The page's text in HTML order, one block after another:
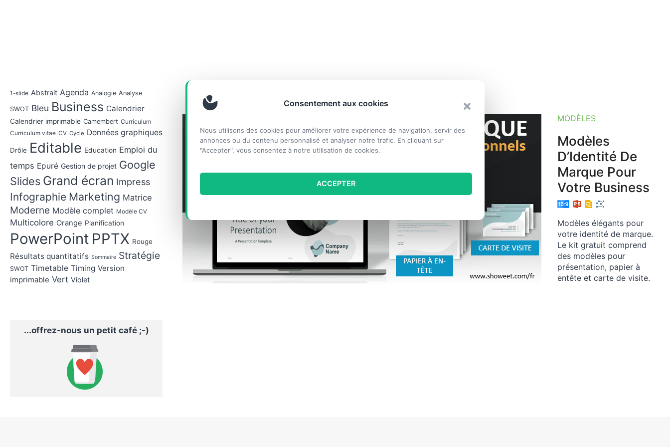
Consentement aux cookies
Nous utilisons des cookies pour améliorer votre expérience de navigation, servir des
annonces ou du contenu personnalisé et analyser notre trafic. En cliquant sur
"Accepter", vous consentez à notre utilisation de cookies.
ACCEPTER
MODÈLES
Modèles
D’Identité De
Marque Pour
Votre Business
Modèles élégants pour
votre identité de marque.
Le kit gratuit comprend
des modèles pour
présentation, papier à
entête et carte de visite.
1-slide Abstrait Agenda Analogie Analyse
SWOT Bleu Business Calendrier
Calendrier imprimable Camembert Curriculum
Curriculum vitae CV Cycle Données graphiques
Drôle Editable Education Emploi du
temps Epuré Gestion de projet Google
Slides Grand écran Impress
Infographie Marketing Matrice
Moderne Modèle complet Modèle CV
Multicolore Orange Planification
PowerPoint PPTX Rouge
Résultats quantitatifs Sommaire Stratégie
SWOT Timetable Timing Version
imprimable Vert Violet
...offrez-nous un petit café ;-)